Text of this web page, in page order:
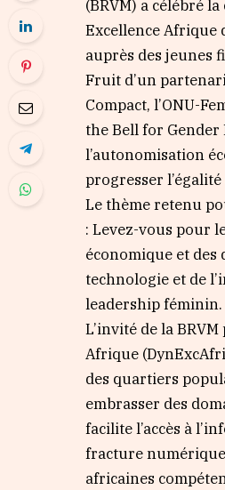
(BRVM) a célébré
Excellence Afrique
auprès des jeunes
Fruit d’un
Compact, l’ONU-
the Bell for
l’autonomisation
progresser
Le thème retenu
: Levez-vous pour
économique et
technologie et de
leadership féminin.
L’invité de la
Afrique
des quartiers
embrasser des
facilite l’accès à
fracture
africaines